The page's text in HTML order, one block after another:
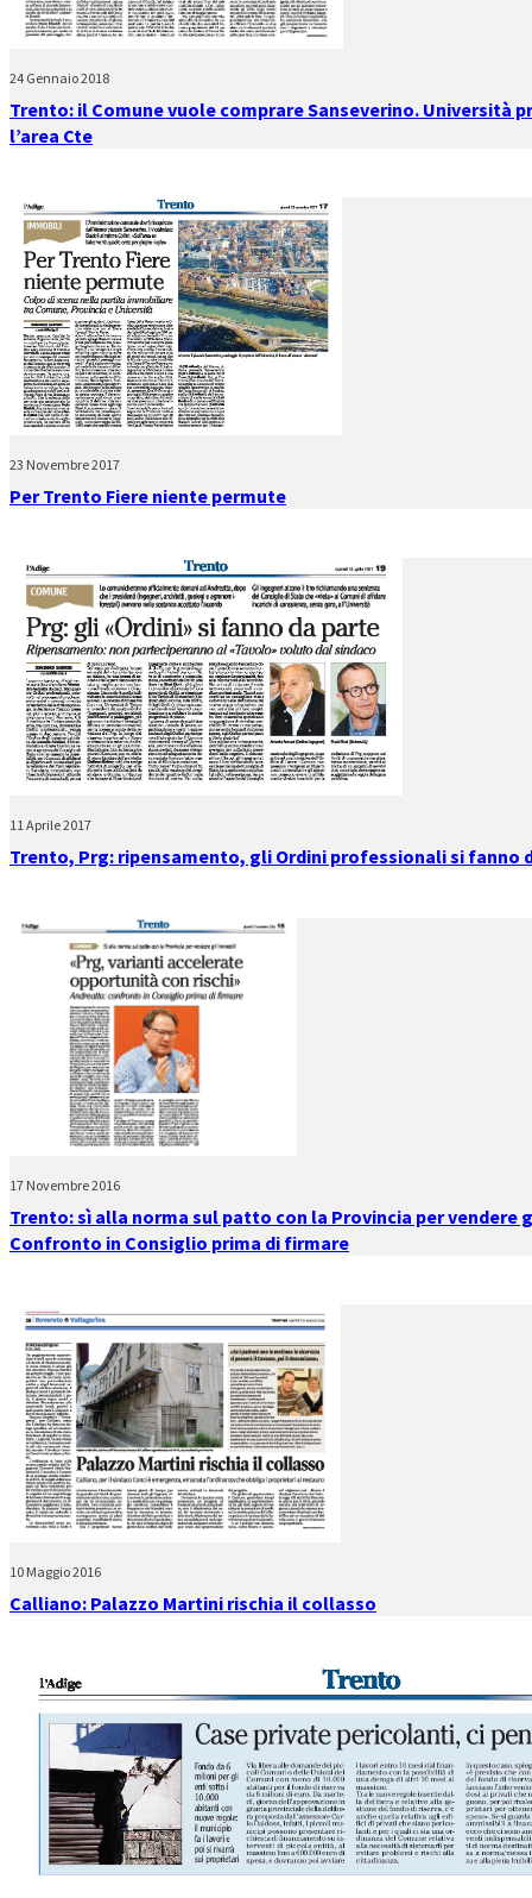
24 Gennaio 2018
Trento: il Comune vuole comprare Sanseverino. Università
l’area Cte
23 Novembre 2017
Per Trento Fiere niente permute
11 Aprile 2017
Trento, Prg: ripensamento, gli Ordini professionali si fanno
17 Novembre 2016
Trento: sì alla norma sul patto con la Provincia per vendere
Confronto in Consiglio prima di firmare
10 Maggio 2016
Calliano: Palazzo Martini rischia il collasso